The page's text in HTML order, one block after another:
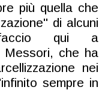
più quella che
di alcuni
qui a
Messori, che ha
nei
sempre in